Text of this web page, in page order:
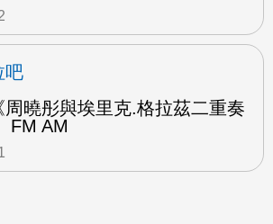
吧
周曉彤與埃里克.格拉茲二重奏
FM AM